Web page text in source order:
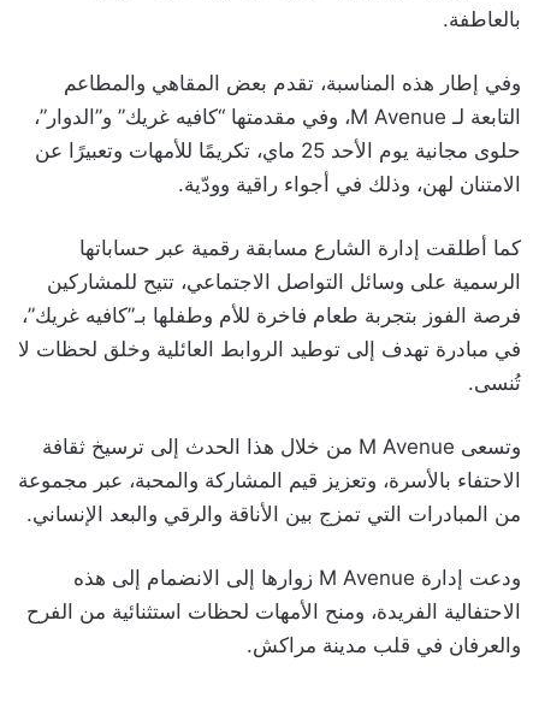
بالعاطفة.
وفي إطار هذه المناسبة، تقدم بعض المقاهي والمطاعم
التابعة لـ M Avenue، وفي مقدمتها “كافيه غريك” و”الدوار”،
حلوى مجانية يوم الأحد 25 ماي، تكريمًا للأمهات وتعبيرًا عن
الامتنان لهن، وذلك في أجواء راقية وودّية.
كما أطلقت إدارة الشارع مسابقة رقمية عبر حساباتها
الرسمية على وسائل التواصل الاجتماعي، تتيح للمشاركين
فرصة الفوز بتجربة طعام فاخرة للأم وطفلها بـ”كافيه غريك”،
في مبادرة تهدف إلى توطيد الروابط العائلية وخلق لحظات لا
تُنسى.
وتسعى M Avenue من خلال هذا الحدث إلى ترسيخ ثقافة
الاحتفاء بالأسرة، وتعزيز قيم المشاركة والمحبة، عبر مجموعة
من المبادرات التي تمزج بين الأناقة والرقي والبعد الإنساني.
ودعت إدارة M Avenue زوارها إلى الانضمام إلى هذه
الاحتفالية الفريدة، ومنح الأمهات لحظات استثنائية من الفرح
والعرفان في قلب مدينة مراكش.